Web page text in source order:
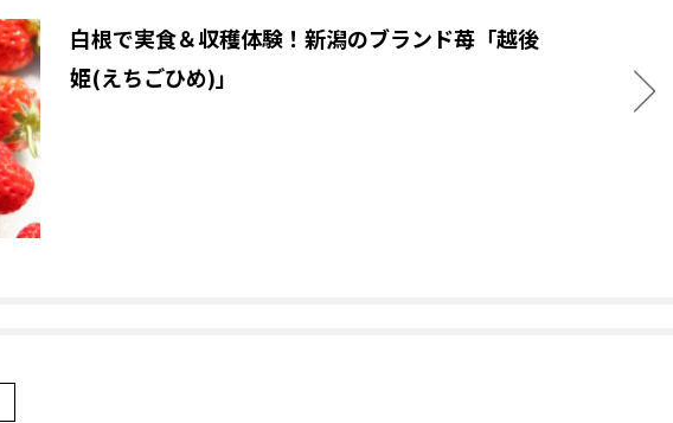
白根で実食＆収穫体験！新潟のブランド苺「越後
姫(えちごひめ)」